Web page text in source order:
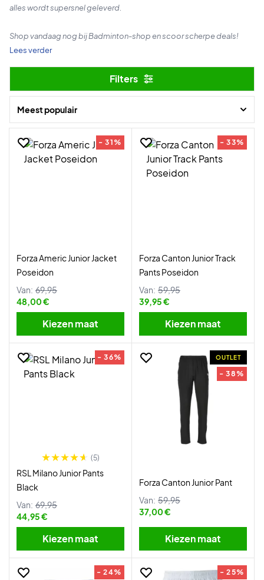
alles wordt supersnel geleverd.
Shop vandaag nog bij Badminton-shop en scoor scherpe deals!
Lees verder
Filters
Meest populair
- 31%
Forza Americ Junior Jacket
Poseidon
Van: 69,95
48,00 €
Kiezen maat
- 33%
Forza Canton Junior Track
Pants Poseidon
Van: 59,95
39,95 €
Kiezen maat
- 36%
(5)
RSL Milano Junior Pants
Black
Van: 69,95
44,95 €
Kiezen maat
OUTLET
- 38%
Forza Canton Junior Pant
Van: 59,95
37,00 €
Kiezen maat
- 24% - 25%